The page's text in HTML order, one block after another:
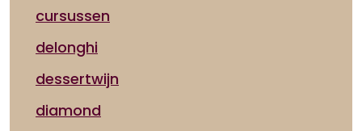
cursussen
delonghi
dessertwijn
diamond